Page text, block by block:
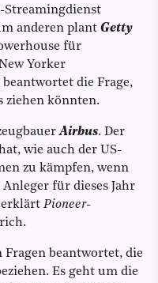
Streamingdienst
anderen plant Getty
für
Yorker
die Frage,
ziehen könnten.
Airbus. Der
wie auch der US-
zu kämpfen, wenn
für dieses Jahr
erklärt Pioneer-
Fragen beantwortet, die
Es geht um die